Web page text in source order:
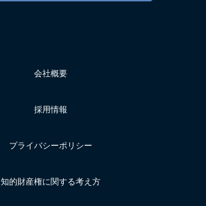
会社概要
採用情報
プライバシーポリシー
知的財産権に関する考え方